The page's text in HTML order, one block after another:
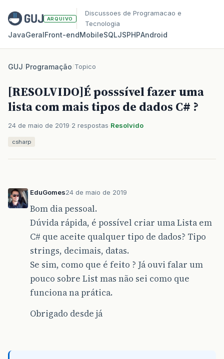
ARQUIVO
Discussoes de Programacao e
Tecnologia
JavaGeralFront‑endMobileSQLJSPHPAndroid
GUJ/Programação/Topico
[RESOLVIDO]É posssível fazer uma
lista com mais tipos de dados C# ?
24 de maio de 2019 2 respostas Resolvido
csharp
EduGomes24 de maio de 2019
Bom dia pessoal.
Dúvida rápida, é possível criar uma Lista em
C# que aceite qualquer tipo de dados? Tipo
strings, decimais, datas.
Se sim, como que é feito ? Já ouvi falar um
pouco sobre List mas não sei como que
funciona na prática.
Obrigado desde já